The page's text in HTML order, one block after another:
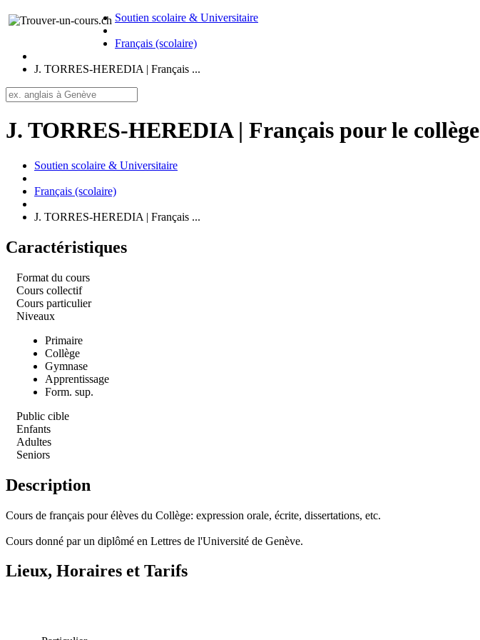
Soutien scolaire & Universitaire
Français (scolaire)
J. TORRES-HEREDIA | Français ...
J. TORRES-HEREDIA | Français pour le collège
Soutien scolaire & Universitaire
Français (scolaire)
J. TORRES-HEREDIA | Français ...
Caractéristiques
Format du cours
Cours collectif
Cours particulier
Niveaux
Primaire
Collège
Gymnase
Apprentissage
Form. sup.
Public cible
Enfants
Adultes
Seniors
Description
Cours de français pour élèves du Collège: expression orale, écrite, dissertations, etc.
Cours donné par un diplômé en Lettres de l'Université de Genève.
Lieux, Horaires et Tarifs